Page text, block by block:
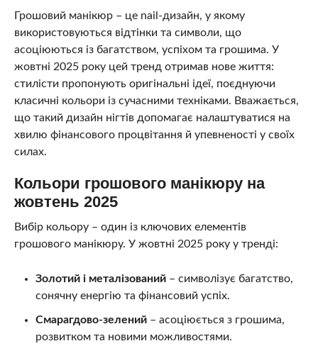
Грошовий манікюр – це nail-дизайн, у якому
використовуються відтінки та символи, що
асоціюються із багатством, успіхом та грошима. У
жовтні 2025 року цей тренд отримав нове життя:
стилісти пропонують оригінальні ідеї, поєднуючи
класичні кольори із сучасними техніками. Вважається,
що такий дизайн нігтів допомагає налаштуватися на
хвилю фінансового процвітання й упевненості у своїх
силах.
Кольори грошового манікюру на
жовтень 2025
Вибір кольору – один із ключових елементів
грошового манікюру. У жовтні 2025 року у тренді:
Золотий і металізований– символізує багатство,
сонячну енергію та фінансовий успіх.
Смарагдово-зелений– асоціюється з грошима,
розвитком та новими можливостями.